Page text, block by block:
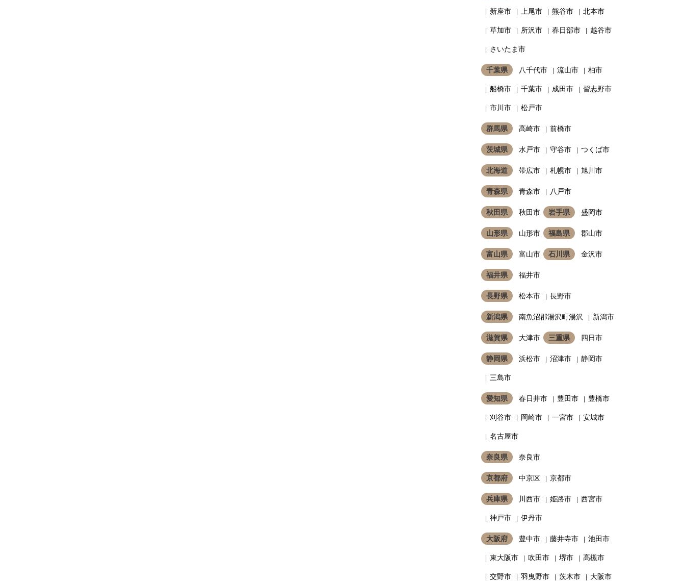
新座市 上尾市 熊谷市 北本市
草加市 所沢市 春日部市 越谷市
さいたま市
千葉県 八千代市 流山市 柏市
船橋市 千葉市 成田市 習志野市
市川市 松戸市
群馬県 高崎市 前橋市
茨城県 水戸市 守谷市 つくば市
北海道 帯広市 札幌市 旭川市
青森県 青森市 八戸市
秋田県 秋田市 岩手県 盛岡市
山形県 山形市 福島県 郡山市
富山県 富山市 石川県 金沢市
福井県 福井市
長野県 松本市 長野市
新潟県 南魚沼郡湯沢町湯沢 新潟市
滋賀県 大津市 三重県 四日市
静岡県 浜松市 沼津市 静岡市
三島市
愛知県 春日井市 豊田市 豊橋市
刈谷市 岡崎市 一宮市 安城市
名古屋市
奈良県 奈良市
京都府 中京区 京都市
兵庫県 川西市 姫路市 西宮市
神戸市 伊丹市
大阪府 豊中市 藤井寺市 池田市
東大阪市 吹田市 堺市 高槻市
交野市 羽曳野市 茨木市 大阪市